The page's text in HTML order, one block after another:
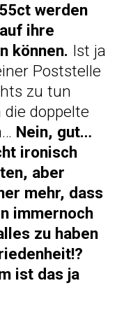
werden
ihre
können. Ist ja
Poststelle
zu tun
doppelte
Nein, gut…
ironisch
aber
mehr, dass
immernoch
zu haben
ist das ja